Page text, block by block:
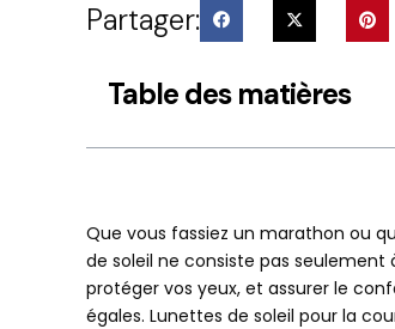
Partager:
Table des matières
Que vous fassiez un marathon ou
de soleil ne consiste pas
protéger vos yeux, et assurer le
égales. Lunettes de soleil pour la